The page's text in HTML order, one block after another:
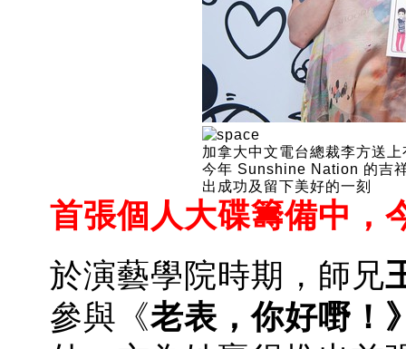
加拿大中文電台總裁李方送
今年 Sunshine Nation 的吉
出成功及留下美好的一刻
首張個人大碟籌備中，
於演藝學院時期，師兄
參與《老表，你好嘢！